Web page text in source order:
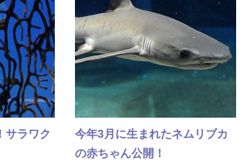
サラワク
今年3月に生まれたネムリブカ
の赤ちゃん公開！